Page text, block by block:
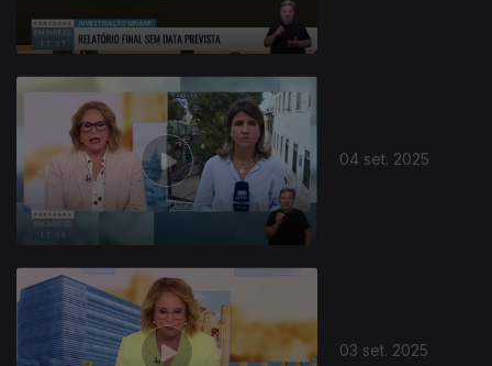
04 set. 2025
03 set. 2025